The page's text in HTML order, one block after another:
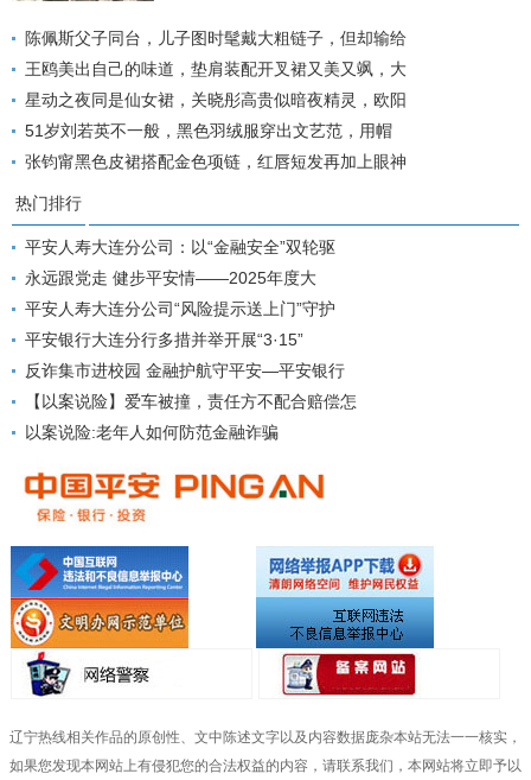
陈佩斯父子同台，儿子图时髦戴大粗链子，但却输给
王鸥美出自己的味道，垫肩装配开叉裙又美又飒，大
星动之夜同是仙女裙，关晓彤高贵似暗夜精灵，欧阳
51岁刘若英不一般，黑色羽绒服穿出文艺范，用帽
张钧甯黑色皮裙搭配金色项链，红唇短发再加上眼神
热门排行
平安人寿大连分公司：以“金融安全”双轮驱
永远跟党走 健步平安情——2025年度大
平安人寿大连分公司“风险提示送上门”守护
平安银行大连分行多措并举开展“3·15”
反诈集市进校园 金融护航守平安—平安银行
【以案说险】爱车被撞，责任方不配合赔偿怎
以案说险:老年人如何防范金融诈骗
辽宁热线相关作品的原创性、文中陈述文字以及内容数据庞杂本站无法一一核实，
如果您发现本网站上有侵犯您的合法权益的内容，请联系我们，本网站将立即予以